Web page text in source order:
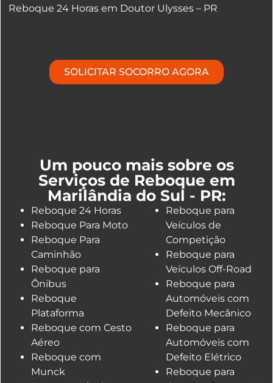
Reboque 24 Horas em Doutor Ulysses – PR
SOLICITAR SOCORRO AGORA
Um pouco mais sobre os
Serviços de Reboque em
Marilândia do Sul - PR:
Reboque 24 Horas
Reboque Para Moto
Reboque Para
Caminhão
Reboque para
Ônibus
Reboque
Plataforma
Reboque com Cesto
Aéreo
Reboque com
Munck
Reboque para
Veículos de
Competição
Reboque para
Veículos Off-Road
Reboque para
Automóveis com
Defeito Mecânico
Reboque para
Automóveis com
Defeito Elétrico
Reboque para